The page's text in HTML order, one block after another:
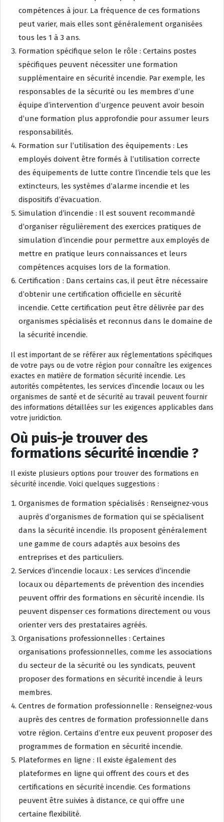
compétences à jour. La fréquence de ces formations
peut varier, mais elles sont généralement organisées
tous les 1 à 3 ans.
Formation spécifique selon le rôle : Certains postes
spécifiques peuvent nécessiter une formation
supplémentaire en sécurité incendie. Par exemple, les
responsables de la sécurité ou les membres d’une
équipe d’intervention d’urgence peuvent avoir besoin
d’une formation plus approfondie pour assumer leurs
responsabilités.
Formation sur l’utilisation des équipements : Les
employés doivent être formés à l’utilisation correcte
des équipements de lutte contre l’incendie tels que les
extincteurs, les systèmes d’alarme incendie et les
dispositifs d’évacuation.
Simulation d’incendie : Il est souvent recommandé
d’organiser régulièrement des exercices pratiques de
simulation d’incendie pour permettre aux employés de
mettre en pratique leurs connaissances et leurs
compétences acquises lors de la formation.
Certification : Dans certains cas, il peut être nécessaire
d’obtenir une certification officielle en sécurité
incendie. Cette certification peut être délivrée par des
organismes spécialisés et reconnus dans le domaine de
la sécurité incendie.
Il est important de se référer aux réglementations spécifiques
de votre pays ou de votre région pour connaître les exigences
exactes en matière de formation sécurité incendie. Les
autorités compétentes, les services d’incendie locaux ou les
organismes de santé et de sécurité au travail peuvent fournir
des informations détaillées sur les exigences applicables dans
votre juridiction.
Où puis-je trouver des
formations sécurité incendie ?
Il existe plusieurs options pour trouver des formations en
sécurité incendie. Voici quelques suggestions :
Organismes de formation spécialisés : Renseignez-vous
auprès d’organismes de formation qui se spécialisent
dans la sécurité incendie. Ils proposent généralement
une gamme de cours adaptés aux besoins des
entreprises et des particuliers.
Services d’incendie locaux : Les services d’incendie
locaux ou départements de prévention des incendies
peuvent offrir des formations en sécurité incendie. Ils
peuvent dispenser ces formations directement ou vous
orienter vers des prestataires agréés.
Organisations professionnelles : Certaines
organisations professionnelles, comme les associations
du secteur de la sécurité ou les syndicats, peuvent
proposer des formations en sécurité incendie à leurs
membres.
Centres de formation professionnelle : Renseignez-vous
auprès des centres de formation professionnelle dans
votre région. Certains d’entre eux peuvent proposer des
programmes de formation en sécurité incendie.
Plateformes en ligne : Il existe également des
plateformes en ligne qui offrent des cours et des
certifications en sécurité incendie. Ces formations
peuvent être suivies à distance, ce qui offre une
certaine flexibilité.